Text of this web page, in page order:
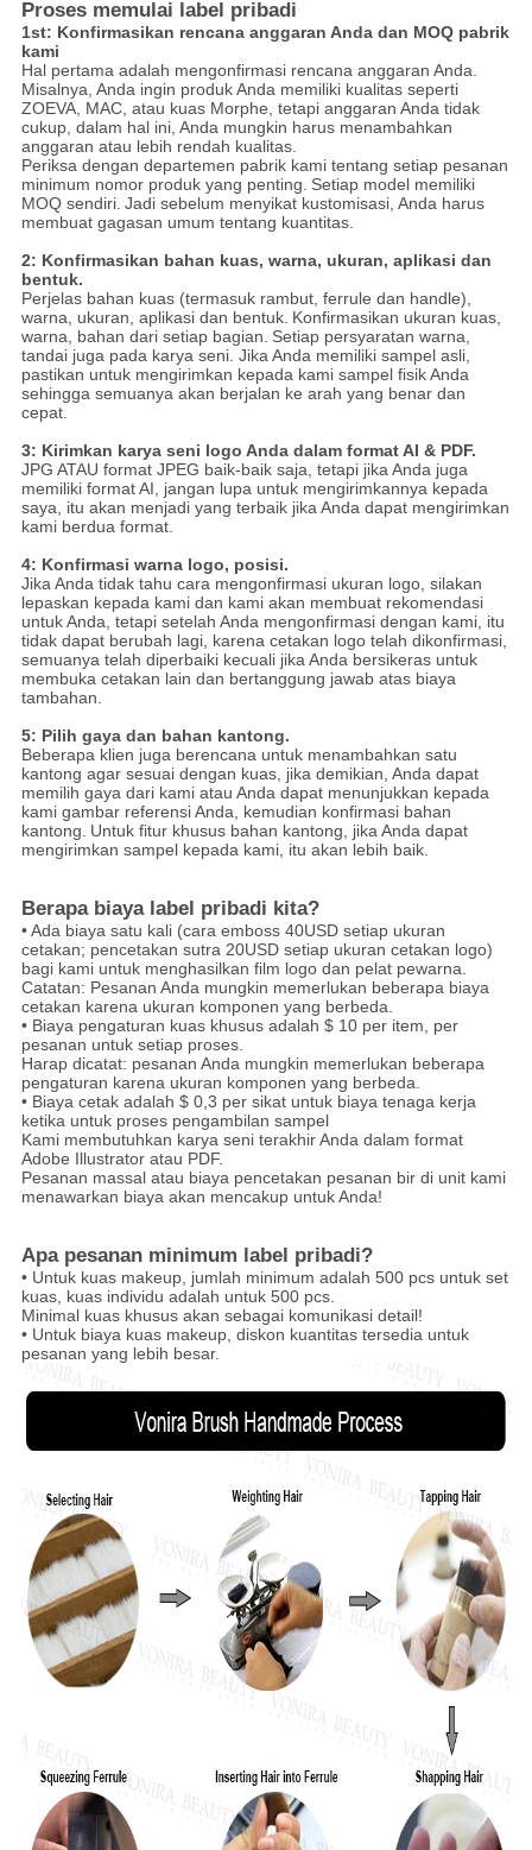
Proses memulai label pribadi
1st: Konfirmasikan rencana anggaran Anda dan MOQ pabrik
kami
Hal pertama adalah mengonfirmasi rencana anggaran Anda.
Misalnya, Anda ingin produk Anda memiliki kualitas seperti
ZOEVA, MAC, atau kuas Morphe, tetapi anggaran Anda tidak
cukup, dalam hal ini, Anda mungkin harus menambahkan
anggaran atau lebih rendah kualitas.
Periksa dengan departemen pabrik kami tentang setiap pesanan
minimum nomor produk yang penting. Setiap model memiliki
MOQ sendiri. Jadi sebelum menyikat kustomisasi, Anda harus
membuat gagasan umum tentang kuantitas.
2: Konfirmasikan bahan kuas, warna, ukuran, aplikasi dan
bentuk.
Perjelas bahan kuas (termasuk rambut, ferrule dan handle),
warna, ukuran, aplikasi dan bentuk. Konfirmasikan ukuran kuas,
warna, bahan dari setiap bagian. Setiap persyaratan warna,
tandai juga pada karya seni. Jika Anda memiliki sampel asli,
pastikan untuk mengirimkan kepada kami sampel fisik Anda
sehingga semuanya akan berjalan ke arah yang benar dan
cepat.
3: Kirimkan karya seni logo Anda dalam format AI & PDF.
JPG ATAU format JPEG baik-baik saja, tetapi jika Anda juga
memiliki format AI, jangan lupa untuk mengirimkannya kepada
saya, itu akan menjadi yang terbaik jika Anda dapat mengirimkan
kami berdua format.
4: Konfirmasi warna logo, posisi.
Jika Anda tidak tahu cara mengonfirmasi ukuran logo, silakan
lepaskan kepada kami dan kami akan membuat rekomendasi
untuk Anda, tetapi setelah Anda mengonfirmasi dengan kami, itu
tidak dapat berubah lagi, karena cetakan logo telah dikonfirmasi,
semuanya telah diperbaiki kecuali jika Anda bersikeras untuk
membuka cetakan lain dan bertanggung jawab atas biaya
tambahan.
5: Pilih gaya dan bahan kantong.
Beberapa klien juga berencana untuk menambahkan satu
kantong agar sesuai dengan kuas, jika demikian, Anda dapat
memilih gaya dari kami atau Anda dapat menunjukkan kepada
kami gambar referensi Anda, kemudian konfirmasi bahan
kantong. Untuk fitur khusus bahan kantong, jika Anda dapat
mengirimkan sampel kepada kami, itu akan lebih baik.
Berapa biaya label pribadi kita?
• Ada biaya satu kali (cara emboss 40USD setiap ukuran
cetakan; pencetakan sutra 20USD setiap ukuran cetakan logo)
bagi kami untuk menghasilkan film logo dan pelat pewarna.
Catatan: Pesanan Anda mungkin memerlukan beberapa biaya
cetakan karena ukuran komponen yang berbeda.
• Biaya pengaturan kuas khusus adalah $ 10 per item, per
pesanan untuk setiap proses.
Harap dicatat: pesanan Anda mungkin memerlukan beberapa
pengaturan karena ukuran komponen yang berbeda.
• Biaya cetak adalah $ 0,3 per sikat untuk biaya tenaga kerja
ketika untuk proses pengambilan sampel
Kami membutuhkan karya seni terakhir Anda dalam format
Adobe Illustrator atau PDF.
Pesanan massal atau biaya pencetakan pesanan bir di unit kami
menawarkan biaya akan mencakup untuk Anda!
Apa pesanan minimum label pribadi?
• Untuk kuas makeup, jumlah minimum adalah 500 pcs untuk set
kuas, kuas individu adalah untuk 500 pcs.
Minimal kuas khusus akan sebagai komunikasi detail!
• Untuk biaya kuas makeup, diskon kuantitas tersedia untuk
pesanan yang lebih besar.